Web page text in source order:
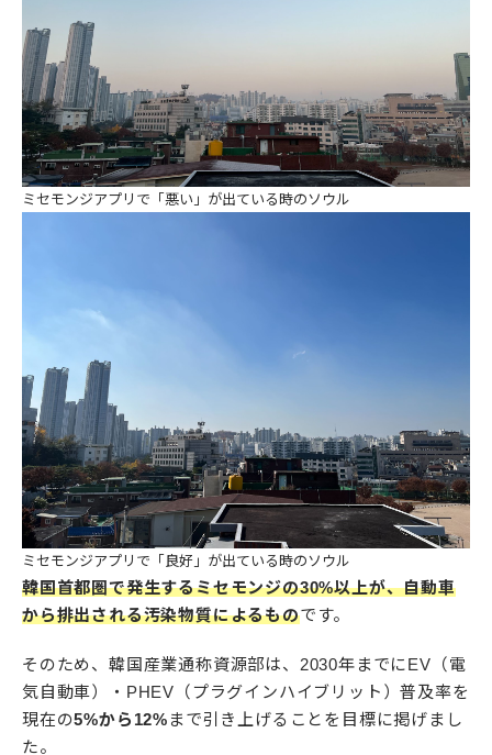
ミセモンジアプリで「悪い」が出ている時のソウル
ミセモンジアプリで「良好」が出ている時のソウル
韓国首都圏で発生するミセモンジの30%以上が、自動車
から排出される汚染物質によるものです。
そのため、韓国産業通称資源部は、2030年までにEV（電
気自動車）・PHEV（プラグインハイブリット）普及率を
現在の5%から12% まで引き上げることを目標に掲げまし
た。